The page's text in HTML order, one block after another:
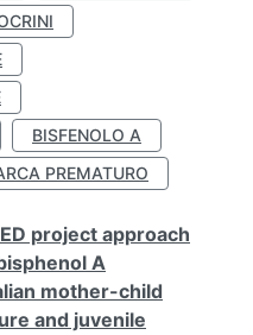
BISFENOLO A
PREMATURO
project approach
A
mother-child
and juvenile